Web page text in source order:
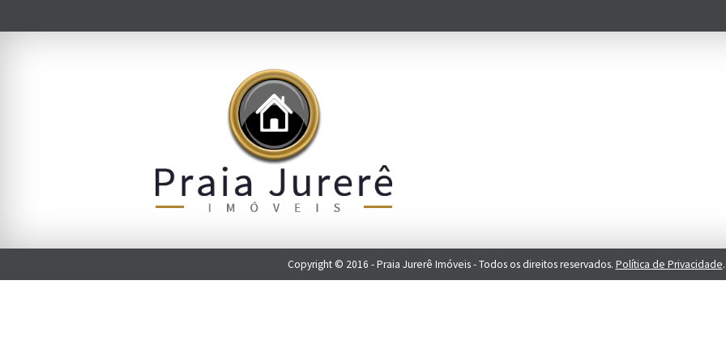
Copyright © 2016 - Praia Jurerê Imóveis - Todos os direitos reservados. Política de Privacidade.